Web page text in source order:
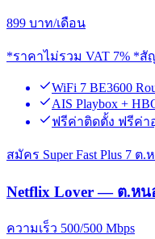
899 บาท/เดือน
*ราคาไม่รวม VAT 7% *สั
WiFi 7 BE3600
AIS Playbox +
ฟรีค่าติดตั้ง ฟรีค่
สมัคร Super Fast Plus 7 ต.
Netflix Lover — ต.หน
ความเร็ว 500/500 Mbps